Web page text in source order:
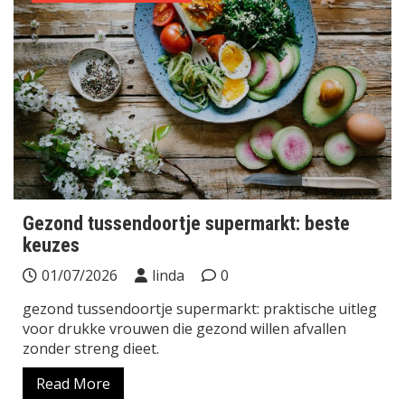
Gezond tussendoortje supermarkt: beste
keuzes
01/07/2026 linda
0
gezond tussendoortje supermarkt: praktische uitleg
voor drukke vrouwen die gezond willen afvallen
zonder streng dieet.
Read More